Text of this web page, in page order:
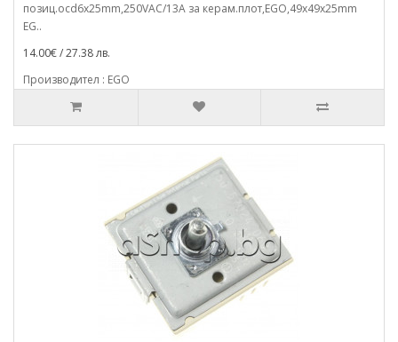
позиц.осd6x25mm,250VAC/13A за керам.плот,EGO,49x49x25mm
EG..
14.00€ / 27.38 лв.
Производител : EGO